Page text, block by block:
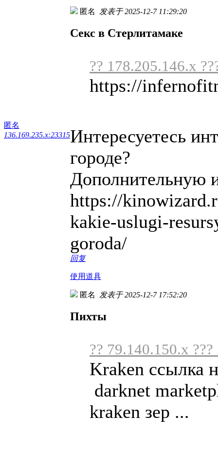
匿名
136.169.235.x:23315
匿名 发表于 2025-12-7 11:29:20
Секс в Стерлитамаке
?? 178.205.146.x
https://
Интересуетесь
городе?
Дополнительную
https://
kakie-uslugi-
goroda/
回复
使用道具
匿名 发表于 2025-12-7 17:52:20
Пихты
?? 79.140.150.x
Kraken ссылка
darknet
kraken зер ...